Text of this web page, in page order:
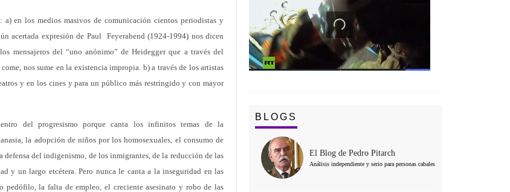
en los medios masivos de comunicación cientos periodistas y
acertada expresión de Paul Feyerabend (1924-1994) nos dicen
mensajeros del “uno anónimo” de Heidegger que a través del
nos sume en la existencia impropia. b) a través de los artistas
y en los cines y para un público más restringido y con mayor
del progresismo porque canta los infinitos temas de la
la adopción de niños por los homosexuales, el consumo de
del indigenismo, de los inmigrantes, de la reducción de las
y un largo etcétera. Pero nunca le canta a la inseguridad en las
la falta de empleo, el creciente asesinato y robo de las
BLOGS
El Blog de Pedro Pitarch
Análisis independiente y serio para personas cabales